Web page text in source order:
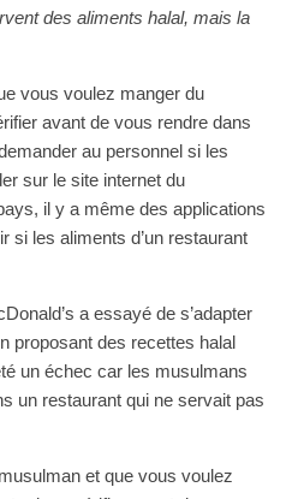
des aliments halal, mais la
vous voulez manger du
avant de vous rendre dans
au personnel si les
sur le site internet du
il y a même des applications
si les aliments d’un restaurant
a essayé de s’adapter
proposant des recettes halal
un échec car les musulmans
un restaurant qui ne servait pas
et que vous voulez